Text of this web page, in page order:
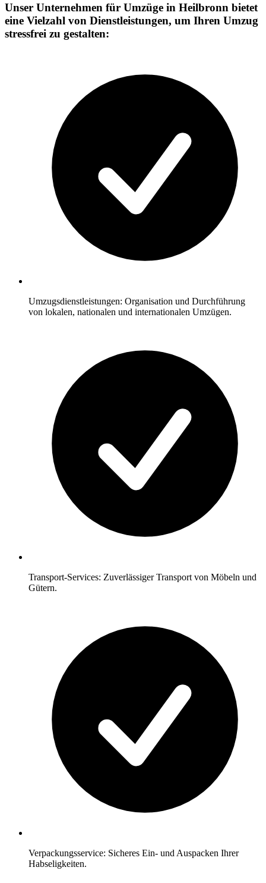
Unser Unternehmen für Umzüge in Heilbronn bietet
eine Vielzahl von Dienstleistungen, um Ihren Umzug
stressfrei zu gestalten:
Umzugsdienstleistungen: Organisation und Durchführung
von lokalen, nationalen und internationalen Umzügen.
Transport-Services: Zuverlässiger Transport von Möbeln und
Gütern.
Verpackungsservice: Sicheres Ein- und Auspacken Ihrer
Habseligkeiten.